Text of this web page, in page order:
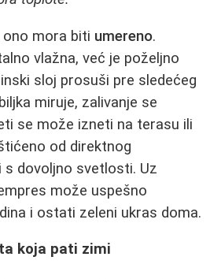
mora biti umereno.
vlažna, već je poželjno
sloj prosuši pre sledećeg
miruje, zalivanje se
se može izneti na terasu ili
od direktnog
s dovoljno svetlosti. Uz
može uspešno
i ostati zeleni ukras doma.
koja pati zimi